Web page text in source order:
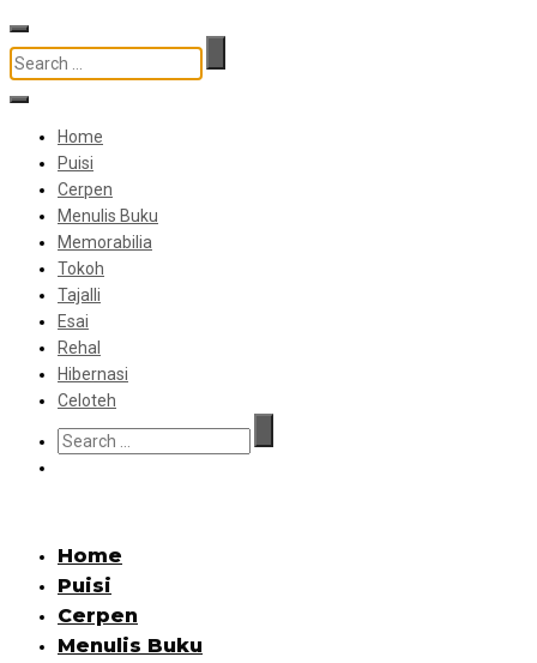
Home
Puisi
Cerpen
Menulis Buku
Memorabilia
Tokoh
Tajalli
Esai
Rehal
Hibernasi
Celoteh
Home
Puisi
Cerpen
Menulis Buku